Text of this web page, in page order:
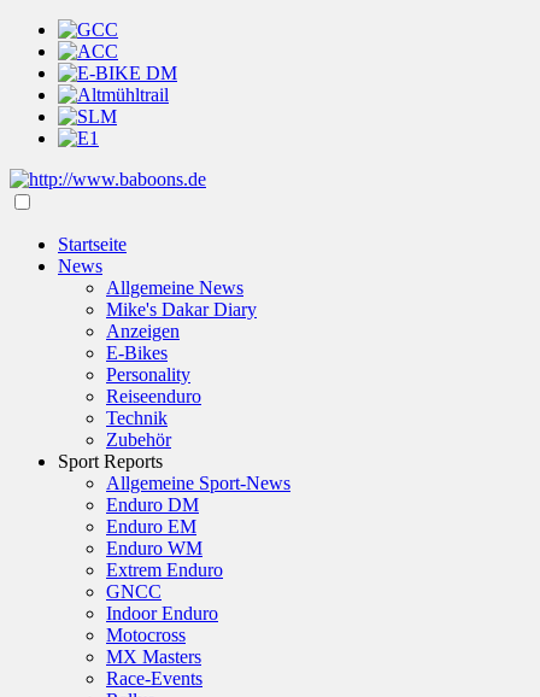
Startseite
News
Allgemeine News
Mike's Dakar Diary
Anzeigen
E-Bikes
Personality
Reiseenduro
Technik
Zubehör
Sport Reports
Allgemeine Sport-News
Enduro DM
Enduro EM
Enduro WM
Extrem Enduro
GNCC
Indoor Enduro
Motocross
MX Masters
Race-Events